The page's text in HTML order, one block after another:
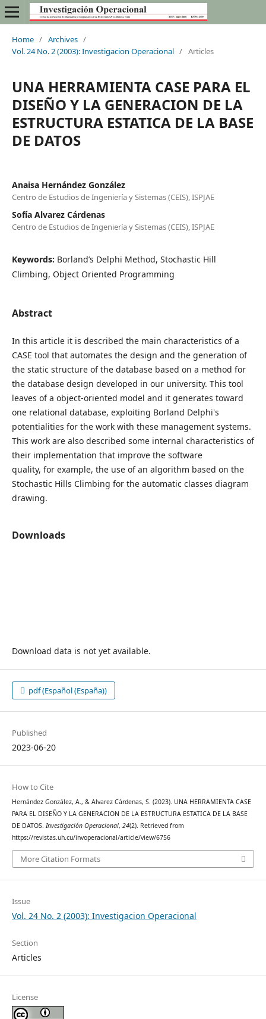
Home / Archives /
Vol. 24 No. 2 (2003): Investigacion Operacional / Articles
UNA HERRAMIENTA CASE PARA EL
DISEÑO Y LA GENERACION DE LA
ESTRUCTURA ESTATICA DE LA BASE
DE DATOS
Anaisa Hernández González
Centro de Estudios de Ingeniería y Sistemas (CEIS), ISPJAE
Sofía Alvarez Cárdenas
Centro de Estudios de Ingeniería y Sistemas (CEIS), ISPJAE
Keywords: Borland’s Delphi Method, Stochastic Hill
Climbing, Object Oriented Programming
Abstract
In this article it is described the main characteristics of a
CASE tool that automates the design and the generation of
the static structure of the database based on a method for
the database design developed in our university. This tool
leaves of a object-oriented model and it generates toward
one relational database, exploiting Borland Delphi's
potentialities for the work with these management systems.
This work are also described some internal characteristics of
their implementation that improve the software
quality, for example, the use of an algorithm based on the
Stochastic Hills Climbing for the automatic classes diagram
drawing.
Downloads
Download data is not yet available.
pdf (Español (España))
Published
2023-06-20
How to Cite
Hernández González, A., & Alvarez Cárdenas, S. (2023). UNA HERRAMIENTA CASE
PARA EL DISEÑO Y LA GENERACION DE LA ESTRUCTURA ESTATICA DE LA BASE
DE DATOS. Investigación Operacional, 24(2). Retrieved from
https://revistas.uh.cu/invoperacional/article/view/6756
More Citation Formats
Issue
Vol. 24 No. 2 (2003): Investigacion Operacional
Section
Articles
License